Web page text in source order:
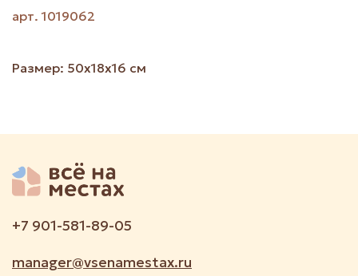
арт.1019062
Размер: 50x18x16 см
+7 901-581-89-05
manager@vsenamestax.ru